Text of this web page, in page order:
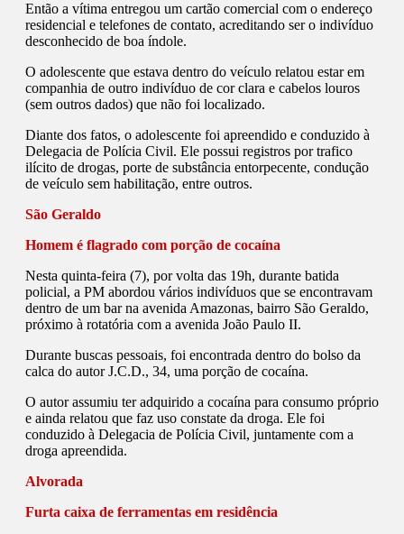
Então a vítima entregou um cartão comercial com o endereço
residencial e telefones de contato, acreditando ser o indivíduo
desconhecido de boa índole.
O adolescente que estava dentro do veículo relatou estar em
companhia de outro indivíduo de cor clara e cabelos louros
(sem outros dados) que não foi localizado.
Diante dos fatos, o adolescente foi apreendido e conduzido à
Delegacia de Polícia Civil. Ele possui registros por trafico
ilícito de drogas, porte de substância entorpecente, condução
de veículo sem habilitação, entre outros.
São Geraldo
Homem é flagrado com porção de cocaína
Nesta quinta-feira (7), por volta das 19h, durante batida
policial, a PM abordou vários indivíduos que se encontravam
dentro de um bar na avenida Amazonas, bairro São Geraldo,
próximo à rotatória com a avenida João Paulo II.
Durante buscas pessoais, foi encontrada dentro do bolso da
calca do autor J.C.D., 34, uma porção de cocaína.
O autor assumiu ter adquirido a cocaína para consumo próprio
e ainda relatou que faz uso constate da droga. Ele foi
conduzido à Delegacia de Polícia Civil, juntamente com a
droga apreendida.
Alvorada
Furta caixa de ferramentas em residência